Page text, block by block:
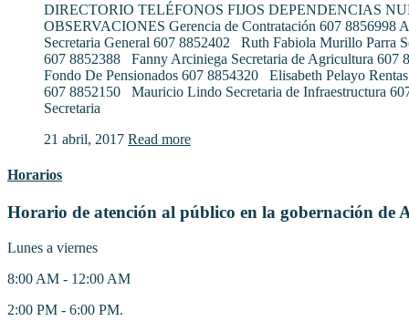
DIRECTORIO TELÉFONOS FIJOS DEPENDENCIAS
OBSERVACIONES Gerencia de Contratación 607 8856998
Secretaria General 607 8852402 Ruth Fabiola Murillo Parra
607 8852388 Fanny Arciniega Secretaria de Agricultura 607
Fondo De Pensionados 607 8854320 Elisabeth Pelayo
607 8852150 Mauricio Lindo Secretaria de Infraestructura
Secretaria
21 abril, 2017 Read more
Horarios
Horario de atención al público en la gobernación de
Lunes a viernes
8:00 AM - 12:00 AM
2:00 PM - 6:00 PM.